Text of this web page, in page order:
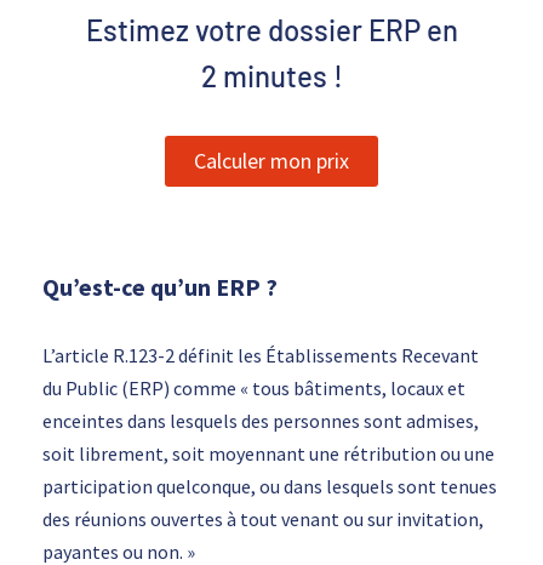
Estimez votre dossier ERP en
2 minutes !
Calculer mon prix
Qu’est-ce qu’un ERP ?
L’article R.123-2définit les Établissements Recevant
du Public (ERP) comme « tous bâtiments, locaux et
enceintes dans lesquels des personnes sont admises,
soit librement, soit moyennant une rétribution ou une
participation quelconque, ou dans lesquels sont tenues
des réunions ouvertes à tout venant ou sur invitation,
payantes ou non. »